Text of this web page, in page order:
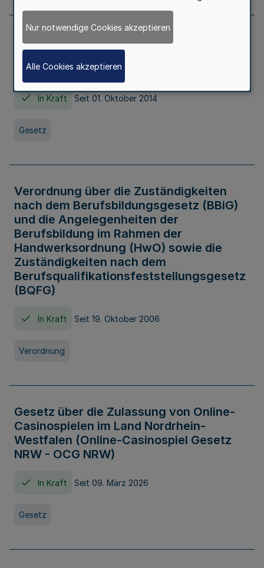
Gesetz über die Hochschulen des Landes
Nordrhein-Westfalen (Hochschulgesetz -
HG)
In Kraft Seit 01. Oktober 2014
Gesetz
Verordnung über die Zuständigkeiten
nach dem Berufsbildungsgesetz (BBiG)
und die Angelegenheiten der
Berufsbildung im Rahmen der
Handwerksordnung (HwO) sowie die
Zuständigkeiten nach dem
Berufsqualifikationsfeststellungsgesetz
(BQFG)
In Kraft Seit 19. Oktober 2006
Verordnung
Gesetz über die Zulassung von Online-
Casinospielen im Land Nordrhein-
Westfalen (Online-Casinospiel Gesetz
NRW - OCG NRW)
In Kraft Seit 09. März 2026
Gesetz
Nur notwendige Cookies akzeptieren
Alle Cookies akzeptieren